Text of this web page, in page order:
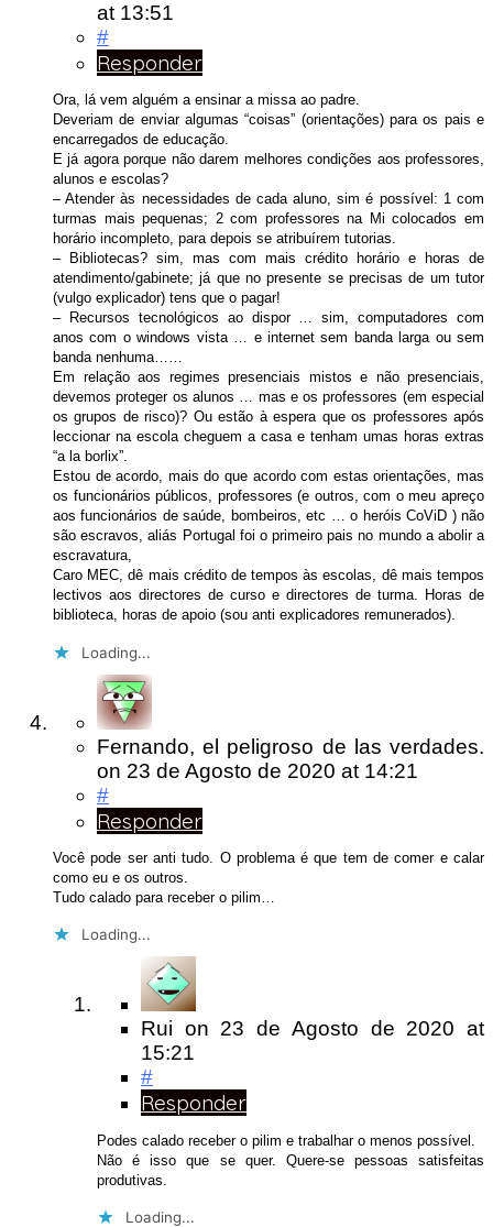
at 13:51
#
Responder
Ora, lá vem alguém a ensinar a missa ao padre.
Deveriam de enviar algumas “coisas” (orientações) para os pais e
encarregados de educação.
E já agora porque não darem melhores condições aos professores,
alunos e escolas?
– Atender às necessidades de cada aluno, sim é possível: 1 com
turmas mais pequenas; 2 com professores na Mi colocados em
horário incompleto, para depois se atribuírem tutorias.
– Bibliotecas? sim, mas com mais crédito horário e horas de
atendimento/gabinete; já que no presente se precisas de um tutor
(vulgo explicador) tens que o pagar!
– Recursos tecnológicos ao dispor … sim, computadores com
anos com o windows vista … e internet sem banda larga ou sem
banda nenhuma……
Em relação aos regimes presenciais mistos e não presenciais,
devemos proteger os alunos … mas e os professores (em especial
os grupos de risco)? Ou estão à espera que os professores após
leccionar na escola cheguem a casa e tenham umas horas extras
“a la borlix”.
Estou de acordo, mais do que acordo com estas orientações, mas
os funcionários públicos, professores (e outros, com o meu apreço
aos funcionários de saúde, bombeiros, etc … o heróis CoViD ) não
são escravos, aliás Portugal foi o primeiro pais no mundo a abolir a
escravatura,
Caro MEC, dê mais crédito de tempos às escolas, dê mais tempos
lectivos aos directores de curso e directores de turma. Horas de
biblioteca, horas de apoio (sou anti explicadores remunerados).
Loading...
Fernando, el peligroso de las verdades.
on 23 de Agosto de 2020 at 14:21
#
Responder
Você pode ser anti tudo. O problema é que tem de comer e calar
como eu e os outros.
Tudo calado para receber o pilim…
Loading...
Rui on 23 de Agosto de 2020at
15:21
#
Responder
Podes calado receber o pilim e trabalhar o menos possível.
Não é isso que se quer. Quere-se pessoas satisfeitas
produtivas.
Loading...